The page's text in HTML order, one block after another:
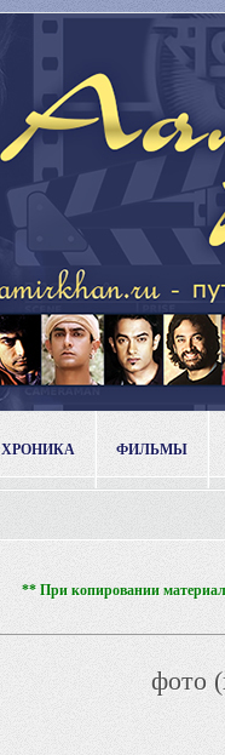
ХРОНИКА ФИЛЬМЫ
** При копировании
фото